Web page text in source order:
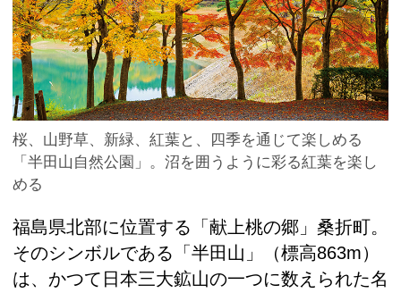
桜、山野草、新緑、紅葉と、四季を通じて楽しめる
「半田山自然公園」。沼を囲うように彩る紅葉を楽し
める
福島県北部に位置する「献上桃の郷」桑折町。
そのシンボルである「半田山」（標高863m）
は、かつて日本三大鉱山の一つに数えられた名